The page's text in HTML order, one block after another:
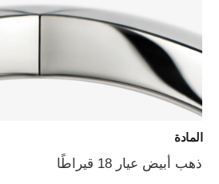
المادة
ذهب أبيض عيار 18 قيراطًا